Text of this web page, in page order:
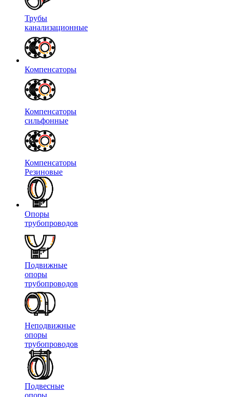
Трубы
канализационные
Компенсаторы
Компенсаторы
сильфонные
Компенсаторы
Резиновые
Опоры
трубопроводов
Подвижные
опоры
трубопроводов
Неподвижные
опоры
трубопроводов
Подвесные
опоры